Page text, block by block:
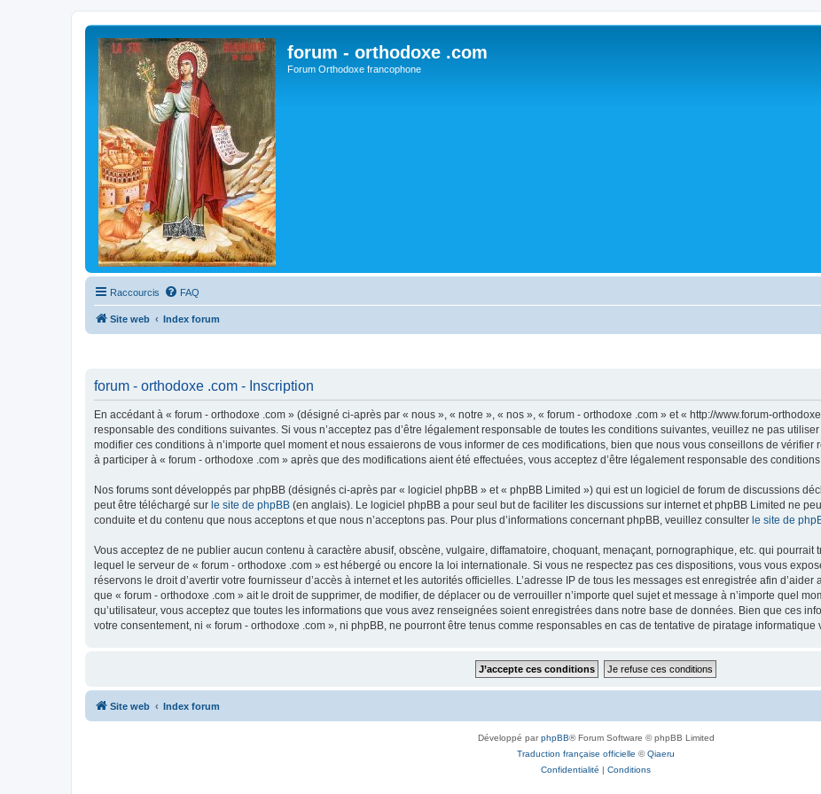
forum - orthodoxe .com
Forum Orthodoxe francophone
Raccourcis FAQ
Site web Index forum
forum - orthodoxe .com - Inscription
En accédant à « forum - orthodoxe .com » (désigné ci-après par « nous », « notre », « nos », « forum - orthodoxe .com » et « http://www.forum-
responsable des conditions suivantes. Si vous n’acceptez pas d’être légalement responsable de toutes les conditions suivantes, veuillez ne pas
modifier ces conditions à n’importe quel moment et nous essaierons de vous informer de ces modifications, bien que nous vous conseillons de
à participer à « forum - orthodoxe .com » après que des modifications aient été effectuées, vous acceptez d’être légalement responsable des
Nos forums sont développés par phpBB (désignés ci-après par « logiciel phpBB » et « phpBB Limited ») qui est un logiciel de forum de discussions
peut être téléchargé sur le site de phpBB (en anglais). Le logiciel phpBB a pour seul but de faciliter les discussions sur internet et phpBB Limited ne
conduite et du contenu que nous acceptons et que nous n’acceptons pas. Pour plus d’informations concernant phpBB, veuillez consulter le site de
Vous acceptez de ne publier aucun contenu à caractère abusif, obscène, vulgaire, diffamatoire, choquant, menaçant, pornographique, etc. qui
lequel le serveur de « forum - orthodoxe .com » est hébergé ou encore la loi internationale. Si vous ne respectez pas ces dispositions, vous vous
réservons le droit d’avertir votre fournisseur d’accès à internet et les autorités officielles. L’adresse IP de tous les messages est enregistrée afin
que « forum - orthodoxe .com » ait le droit de supprimer, de modifier, de déplacer ou de verrouiller n’importe quel sujet et message à n’importe quel
qu’utilisateur, vous acceptez que toutes les informations que vous avez renseignées soient enregistrées dans notre base de données. Bien que ces
votre consentement, ni « forum - orthodoxe .com », ni phpBB, ne pourront être tenus comme responsables en cas de tentative de piratage informatique
Site web Index forum
Développé parphpBB® Forum Software © phpBB Limited
Traduction française officielle ©Qiaeru
Confidentialité | Conditions